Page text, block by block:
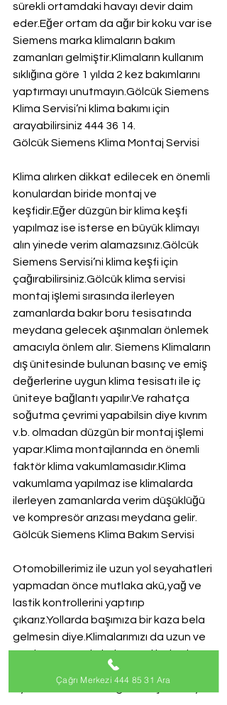
sürekli ortamdaki havayı devir daim
eder.Eğer ortam da ağır bir koku var ise
Siemens marka klimaların bakım
zamanları gelmiştir.Klimaların kullanım
sıklığına göre 1 yılda 2 kez bakımlarını
yaptırmayı unutmayın.Gölcük Siemens
Klima Servisi’ni klima bakımı için
arayabilirsiniz 444 36 14.
Gölcük Siemens Klima Montaj Servisi
Klima alırken dikkat edilecek en önemli
konulardan biride montaj ve
keşfidir.Eğer düzgün bir klima keşfi
yapılmaz ise isterse en büyük klimayı
alın yinede verim alamazsınız.Gölcük
Siemens Servisi’ni klima keşfi için
çağırabilirsiniz.Gölcük klima servisi
montaj işlemi sırasında ilerleyen
zamanlarda bakır boru tesisatında
meydana gelecek aşınmaları önlemek
amacıyla önlem alır. Siemens Klimaların
dış ünitesinde bulunan basınç ve emiş
değerlerine uygun klima tesisatı ile iç
üniteye bağlantı yapılır.Ve rahatça
soğutma çevrimi yapabilsin diye kıvrım
v.b. olmadan düzgün bir montaj işlemi
yapar.Klima montajlarında en önemli
faktör klima vakumlamasıdır.Klima
vakumlama yapılmaz ise klimalarda
ilerleyen zamanlarda verim düşüklüğü
ve kompresör arızası meydana gelir.
Gölcük Siemens Klima Bakım Servisi
Otomobillerimiz ile uzun yol seyahatleri
yapmadan önce mutlaka akü,yağ ve
lastik kontrollerini yaptırıp
çıkarız.Yollarda başımıza bir kaza bela
gelmesin diye.Klimalarımızı da uzun ve
sıcak yaz mevsimleri öncesi bakımlarını
yaptırmamız gerekiyor.2016 yaz
aylarında Nasa dan gelen açıklamaya
Çağrı Merkezi 444 85 31 Ara